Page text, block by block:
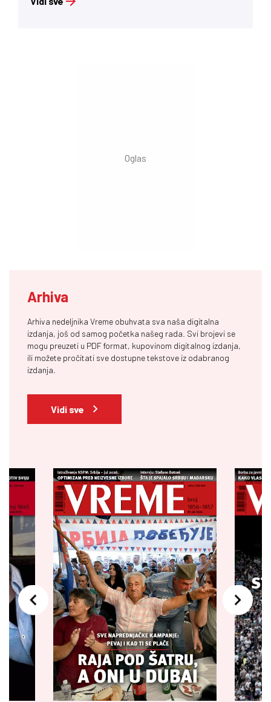
Arhiva
Arhiva nedeljnika Vreme obuhvata sva naša digitalna
izdanja, još od samog početka našeg rada. Svi brojevi se
mogu preuzeti u PDF format, kupovinom digitalnog izdanja,
ili možete pročitati sve dostupne tekstove iz odabranog
izdanja.
Vidi sve